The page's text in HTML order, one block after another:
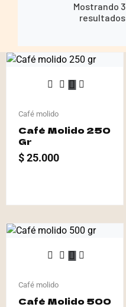
Mostrando 3
resultados
Café molido
Café Molido 250
Gr
$25.000
Café molido
Café Molido 500